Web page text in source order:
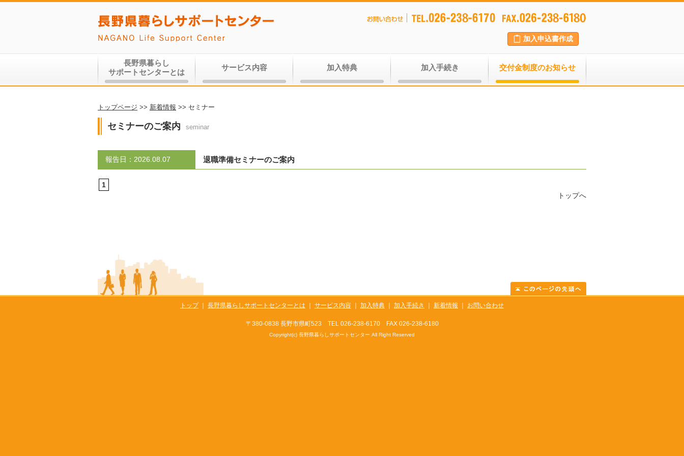
加入申込書作成
長野県暮らし
サポートセンターとは
サービス内容 加入特典 加入手続き 交付金制度のお知らせ
トップページ >> 新着情報 >> セミナー
セミナーのご案内 seminar
報告日：2026.08.07 退職準備セミナーのご案内
1
トップへ
トップ 長野県暮らしサポートセンターとは サービス内容 加入特典 加入手続き 新着情報 お問い合わせ
〒380-0838 長野市県町523 TEL 026-238-6170 FAX 026-238-6180
Copyright(c) 長野県暮らしサポートセンター All Right Reserved